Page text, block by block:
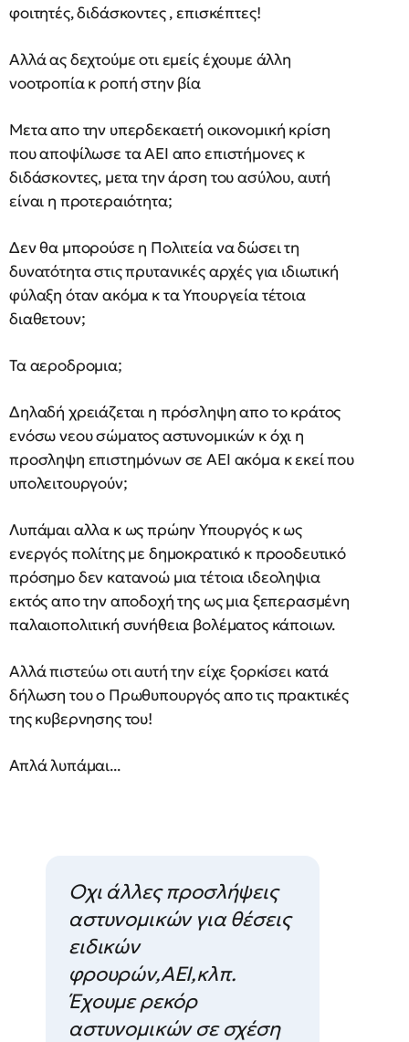
φοιτητές, διδάσκοντες , επισκέπτες!
Αλλά ας δεχτούμε οτι εμείς έχουμε άλλη
νοοτροπία κ ροπή στην βία
Μετα απο την υπερδεκαετή οικονομική κρίση
που αποψίλωσε τα ΑΕΙ απο επιστήμονες κ
διδάσκοντες, μετα την άρση του ασύλου, αυτή
είναι η προτεραιότητα;
Δεν θα μπορούσε η Πολιτεία να δώσει τη
δυνατότητα στις πρυτανικές αρχές για ιδιωτική
φύλαξη όταν ακόμα κ τα Υπουργεία τέτοια
διαθετουν;
Τα αεροδρομια;
Δηλαδή χρειάζεται η πρόσληψη απο το κράτος
ενόσω νεου σώματος αστυνομικών κ όχι η
προσληψη επιστημόνων σε ΑΕΙ ακόμα κ εκεί που
υπολειτουργούν;
Λυπάμαι αλλα κ ως πρώην Υπουργός κ ως
ενεργός πολίτης με δημοκρατικό κ προοδευτικό
πρόσημο δεν κατανοώ μια τέτοια ιδεοληψια
εκτός απο την αποδοχή της ως μια ξεπερασμένη
παλαιοπολιτική συνήθεια βολέματος κάποιων.
Αλλά πιστεύω οτι αυτή την είχε ξορκίσει κατά
δήλωση του ο Πρωθυπουργός απο τις πρακτικές
της κυβερνησης του!
Απλά λυπάμαι...
Οχι άλλες προσλήψεις
αστυνομικών για θέσεις
ειδικών
φρουρών,ΑΕΙ,κλπ.
Έχουμε ρεκόρ
αστυνομικών σε σχέση